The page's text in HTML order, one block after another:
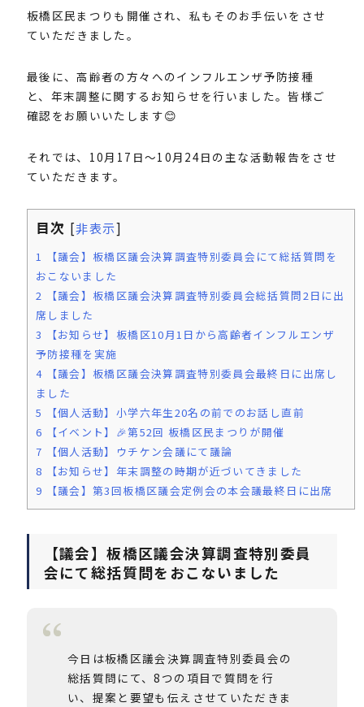
板橋区民まつりも開催され、私もそのお手伝いをさせ
ていただきました。
最後に、高齢者の方々へのインフルエンザ予防接種
と、年末調整に関するお知らせを行いました。皆様ご
確認をお願いいたします😊
それでは、10月17日〜10月24日の主な活動報告をさせ
ていただきます。
目次 [非表示]
1
【議会】板橋区議会決算調査特別委員会にて総括質問を
おこないました
2 【議会】板橋区議会決算調査特別委員会総括質問2日に出
席しました
3
【お知らせ】板橋区10月1日から高齢者インフルエンザ
予防接種を実施
4 【議会】板橋区議会決算調査特別委員会最終日に出席し
ました
5
【個人活動】小学六年生20名の前でのお話し直前
6 【イベント】🎉第52回 板橋区民まつりが開催
7 【個人活動】ウチケン会議にて議論
8 【お知らせ】年末調整の時期が近づいてきました
9 【議会】第3回板橋区議会定例会の本会議最終日に出席
【議会】板橋区議会決算調査特別委員
会にて総括質問をおこないました
今日は板橋区議会決算調査特別委員会の
総括質問にて、8つの項目で質問を行
い、提案と要望も伝えさせていただきま